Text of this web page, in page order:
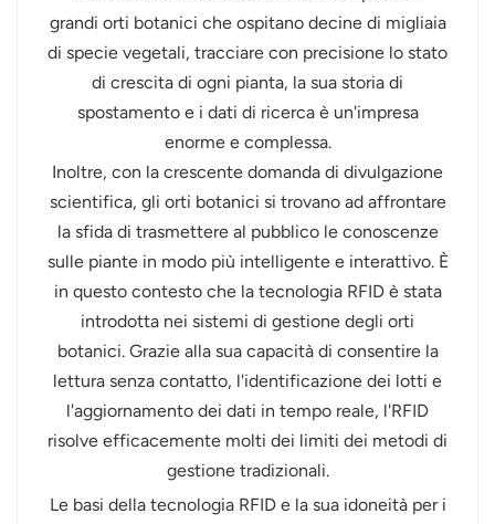
norsk
magyar
grandi orti botanici che ospitano decine di migliaia
di specie vegetali, tracciare con precisione lo stato
di crescita di ogni pianta, la sua storia di
spostamento e i dati di ricerca è un'impresa
enorme e complessa.
Inoltre, con la crescente domanda di divulgazione
scientifica, gli orti botanici si trovano ad affrontare
la sfida di trasmettere al pubblico le conoscenze
sulle piante in modo più intelligente e interattivo. È
in questo contesto che la tecnologia RFID è stata
introdotta nei sistemi di gestione degli orti
botanici. Grazie alla sua capacità di consentire la
lettura senza contatto, l'identificazione dei lotti e
l'aggiornamento dei dati in tempo reale, l'RFID
risolve efficacemente molti dei limiti dei metodi di
gestione tradizionali.
Le basi della tecnologia RFID e la sua idoneità per i